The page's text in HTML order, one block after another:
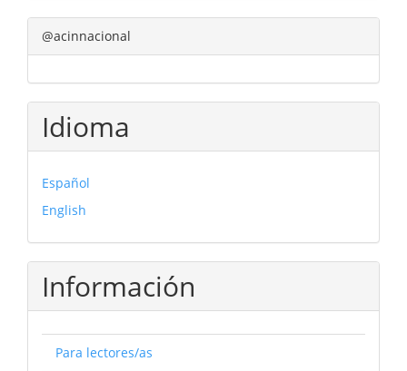
@acinnacional
Idioma
Español
English
Información
Para lectores/as